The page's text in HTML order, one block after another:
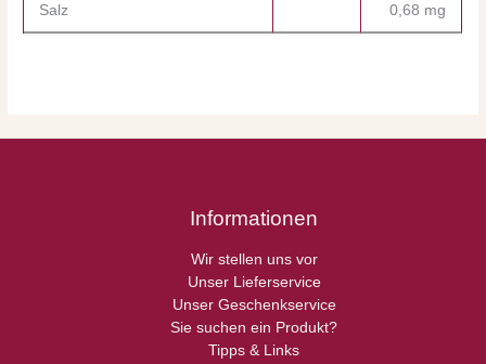
Salz 0,68 mg
Informationen
Wir stellen uns vor
Unser Lieferservice
Unser Geschenkservice
Sie suchen ein Produkt?
Tipps & Links